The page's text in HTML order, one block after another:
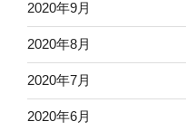
2020年9月
2020年8月
2020年7月
2020年6月